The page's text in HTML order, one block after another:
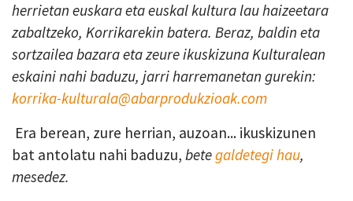
herrietan euskara eta euskal kultura lau haizeetara
zabaltzeko, Korrikarekin batera. Beraz, baldin eta
sortzailea bazara eta zeure ikuskizuna Kulturalean
eskaini nahi baduzu, jarri harremanetan gurekin:
korrika-kulturala@abarprodukzioak.com
Era berean, zure herrian, auzoan... ikuskizunen
bat antolatu nahi baduzu, betegaldetegi hau,
mesedez.